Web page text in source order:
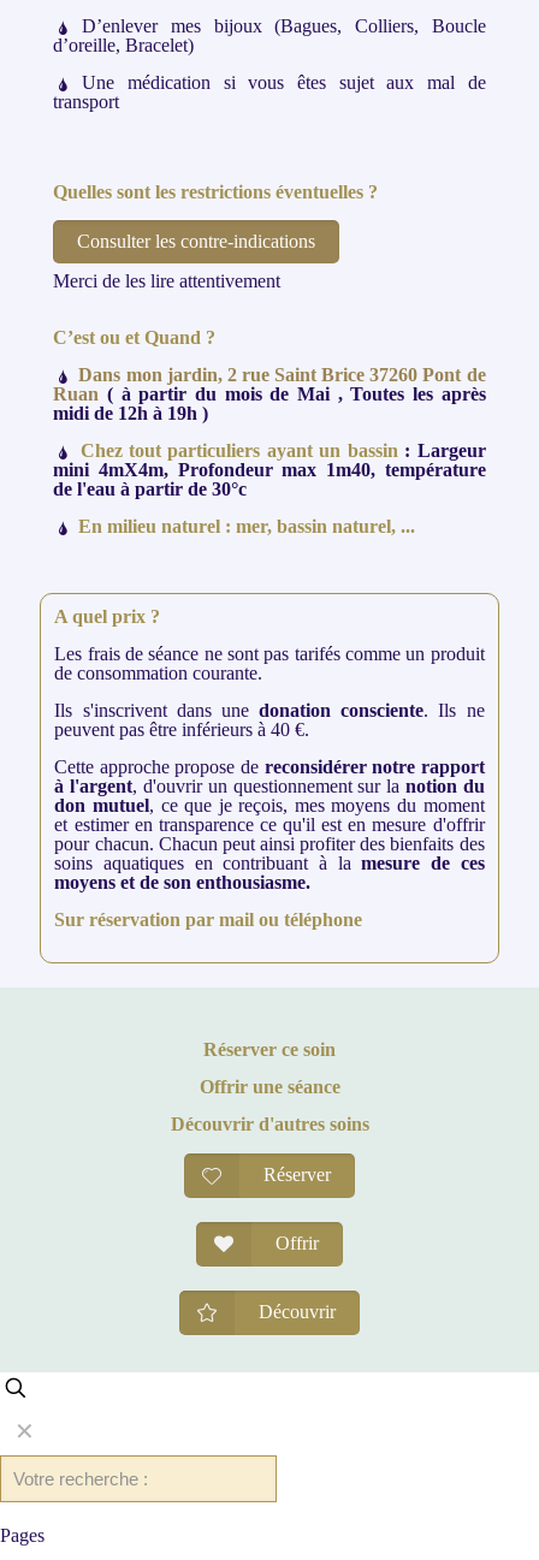
D’enlever mes bijoux (Bagues, Colliers, Boucle
d’oreille, Bracelet)
Une médication si vous êtes sujet aux mal de
transport
Quelles sont les restrictions éventuelles ?
Consulter les contre-indications
Merci de les lire attentivement
C’est ou et Quand ?
Dans mon jardin, 2 rue Saint Brice 37260 Pont de
Ruan( à partir du mois de Mai , Toutes les après
midi de 12h à 19h )
Chez tout particuliers ayant un bassin : Largeur
mini 4mX4m, Profondeur max 1m40, température
de l'eau à partir de 30°c
En milieu naturel : mer, bassin naturel, ...
A quel prix ?
Les frais de séance ne sont pas tarifés comme un produit
de consommation courante.
Ils s'inscrivent dans unedonation consciente. Ils ne
peuvent pas être inférieurs à 40 €.
Cette approche propose de reconsidérer notre rapport
à l'argent, d'ouvrir un questionnement sur la notion du
don mutuel, ce que je reçois, mes moyens du moment
et estimer en transparence ce qu'il est en mesure d'offrir
pour chacun. Chacun peut ainsi profiter des bienfaits des
soins aquatiques en contribuant à lamesure de ces
moyens et de son enthousiasme.
Sur réservation parmail outéléphone
Réserver ce soin
Offrir une séance
Découvrir d'autres soins
Réserver
Offrir
Découvrir
✕
Pages